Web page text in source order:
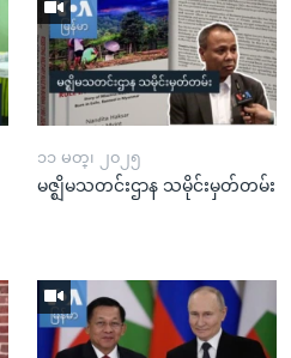
၁၁ မတ္၊ ၂၀၂၅
မဇ္ဈိမသတင်းဌာန သမိုင်းမှတ်တမ်း